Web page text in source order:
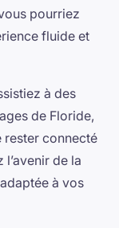
pourriez
fluide et
à des
de Floride,
rester connecté
de la
à vos